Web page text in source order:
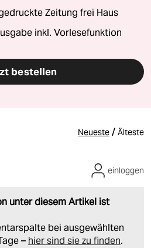
Zeitung frei Haus
inkl. Vorlesefunktion
bestellen
Neueste / Älteste
unter diesem Artikel ist
bei ausgewählten
– hier sind sie zu finden.
einloggen